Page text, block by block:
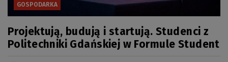
GOSPODARKA
Projektują, budują i startują. Studenci z
Politechniki Gdańskiej w Formule Student